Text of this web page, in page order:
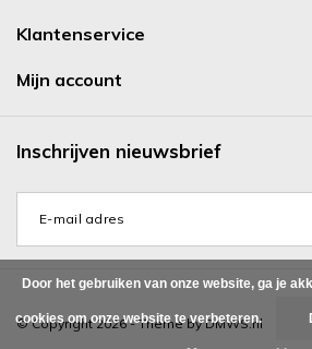
Klantenservice
Mijn account
Inschrijven nieuwsbrief
© Copyright 2026 - Theme byDMWS.nl
Door het gebruiken van onze website, ga je
cookies om onze website te verbeteren.